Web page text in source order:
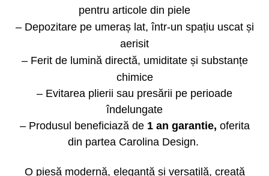
pentru articole din piele
– Depozitare pe umeraș lat, într-un spațiu uscat și
aerisit
– Ferit de lumină directă, umiditate și substanțe
chimice
– Evitarea plierii sau presării pe perioade
îndelungate
– Produsul beneficiază de 1 an garantie, oferita
din partea Carolina Design.
O piesă modernă, elegantă și versatilă, creată